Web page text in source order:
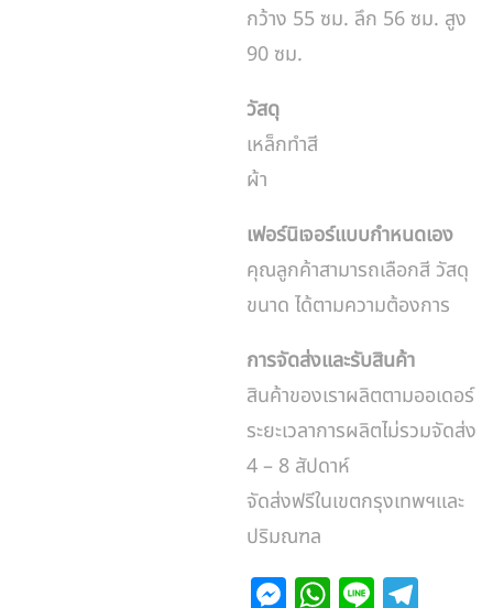
กว้าง 55 ซม. ลึก 56 ซม. สูง
90 ซม.
วัสดุ
เหล็กทำสี
ผ้า
เฟอร์นิเจอร์แบบกำหนดเอง
คุณลูกค้าสามารถเลือกสี วัสดุ
ขนาด ได้ตามความต้องการ
การจัดส่งและรับสินค้า
สินค้าของเราผลิตตามออเดอร์
ระยะเวลาการผลิตไม่รวมจัดส่ง
4 – 8 สัปดาห์
จัดส่งฟรีในเขตกรุงเทพฯและ
ปริมณฑล
M W Li